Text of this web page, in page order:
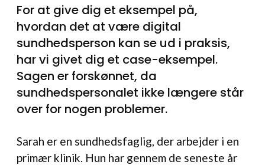
For at give dig et eksempel på,
hvordan det at være digital
sundhedsperson kan se ud i praksis,
har vi givet dig et case-eksempel.
Sagen er forskønnet, da
sundhedspersonalet ikke længere står
over for nogen problemer.
Sarah er en sundhedsfaglig, der arbejder i en
primær klinik. Hun har gennem de seneste år